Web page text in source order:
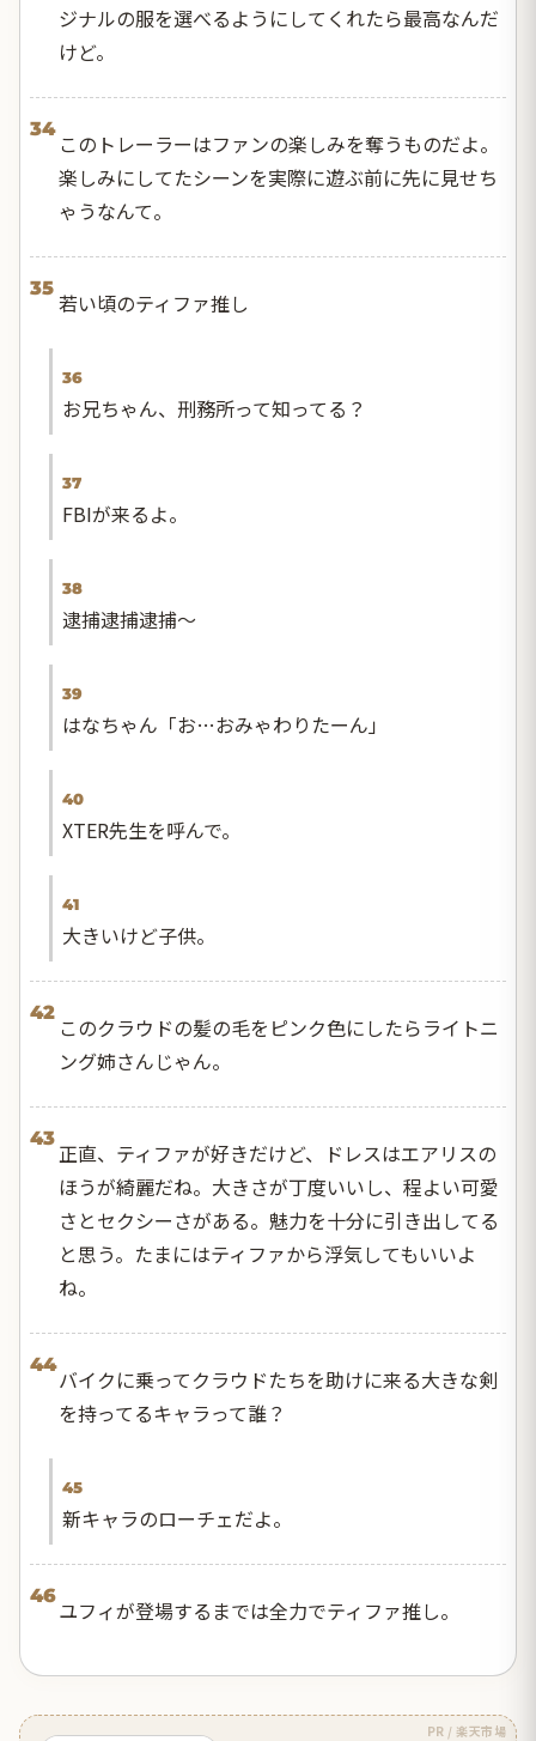
ジナルの服を選べるようにしてくれたら最高なんだ
けど。
34
このトレーラーはファンの楽しみを奪うものだよ。
楽しみにしてたシーンを実際に遊ぶ前に先に見せち
ゃうなんて。
35
若い頃のティファ推し
36
お兄ちゃん、刑務所って知ってる？
37
FBIが来るよ。
38
逮捕逮捕逮捕〜
39
はなちゃん「お…おみゃわりたーん」
40
XTER先生を呼んで。
41
大きいけど子供。
42
このクラウドの髪の毛をピンク色にしたらライトニ
ング姉さんじゃん。
43
正直、ティファが好きだけど、ドレスはエアリスの
ほうが綺麗だね。大きさが丁度いいし、程よい可愛
さとセクシーさがある。魅力を十分に引き出してる
と思う。たまにはティファから浮気してもいいよ
ね。
44
バイクに乗ってクラウドたちを助けに来る大きな剣
を持ってるキャラって誰？
45
新キャラのローチェだよ。
46
ユフィが登場するまでは全力でティファ推し。
PR / 楽天市場